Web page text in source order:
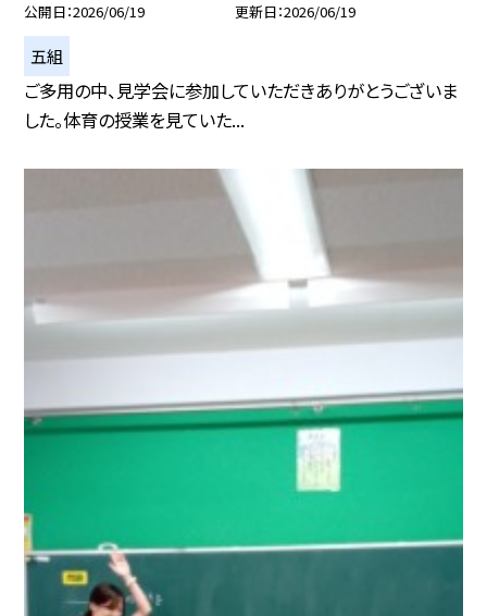
公開日 2026/06/19 更新日 2026/06/19
五組
ご多用の中、見学会に参加していただきありがとうございま
した。体育の授業を見ていた...